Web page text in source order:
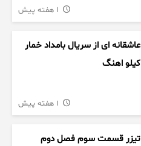
عاشقانه ای از سریال بامداد خمار
کیلو اهنگ
تیزر قسمت سوم فصل دوم